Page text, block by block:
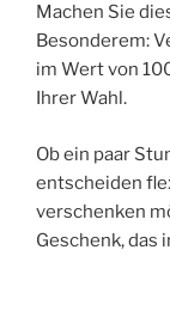
Machen Sie
Besonderem:
im Wert von
Ihrer Wahl.
Ob ein paar
entscheiden
verschenken
Geschenk, das